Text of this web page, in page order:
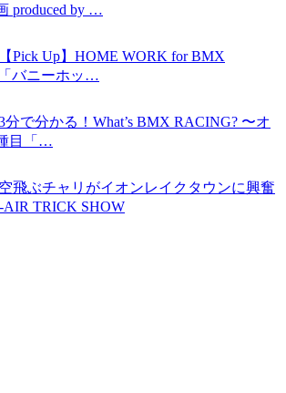
produced by …
【Pick Up】HOME WORK for BMX
バニーホッ…
分で分かる！What’s BMX RACING? 〜オ
目「…
空飛ぶチャリがイオンレイクタウンに興奮
TRICK SHOW